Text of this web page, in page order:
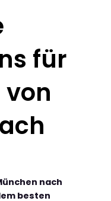
für
nach
besten